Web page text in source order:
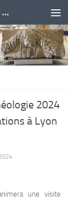
Institut de Recherche sur l'Architecture Antique
2024
à Lyon
une visite